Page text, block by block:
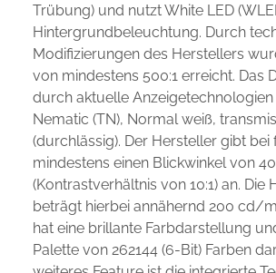
Trübung) und nutzt White LED
Hintergrundbeleuchtung. Durch
Modifizierungen des Herstellers
von mindestens 500:1 erreicht. Das
durch aktuelle Anzeigetechnologien
Nematic (TN), Normal weiß,
(durchlässig). Der Hersteller gibt bei
mindestens einen Blickwinkel von
(Kontrastverhältnis von 10:1) an. Die
beträgt hierbei annähernd 200 cd/
hat eine brillante Farbdarstellung
Palette von 262144 (6-Bit) Farben